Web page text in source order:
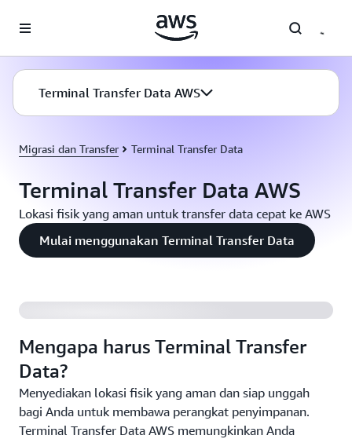
Terminal Transfer Data AWS
Migrasi dan Transfer Terminal Transfer Data
Terminal Transfer Data AWS
Lokasi fisik yang aman untuk transfer data cepat ke AWS
Mulai menggunakan Terminal Transfer Data
Mengapa harus Terminal Transfer
Data?
Menyediakan lokasi fisik yang aman dan siap unggah
bagi Anda untuk membawa perangkat penyimpanan.
Terminal Transfer Data AWS memungkinkan Anda